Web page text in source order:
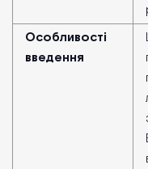
Особливості
введення